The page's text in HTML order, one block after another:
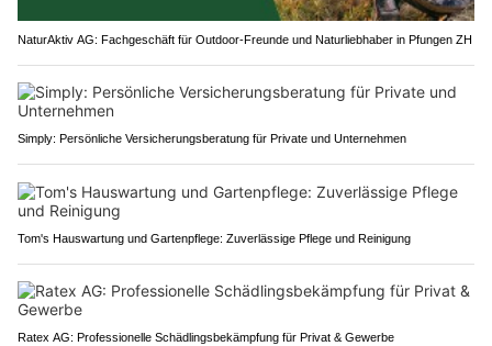
NaturAktiv AG: Fachgeschäft für Outdoor-Freunde und Naturliebhaber in Pfungen ZH
Simply: Persönliche Versicherungsberatung für Private und Unternehmen
Tom's Hauswartung und Gartenpflege: Zuverlässige Pflege und Reinigung
Ratex AG: Professionelle Schädlingsbekämpfung für Privat & Gewerbe